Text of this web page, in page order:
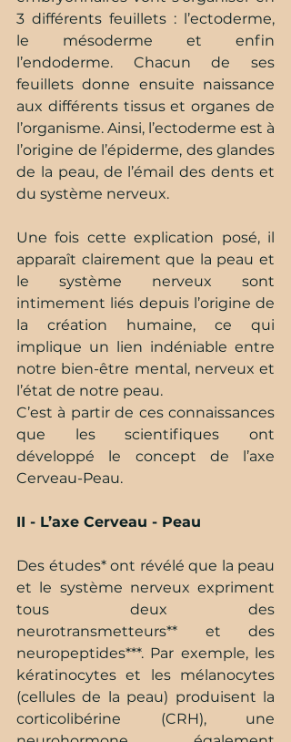
3 différents feuillets : l’ectoderme,
le mésoderme et enfin
l’endoderme. Chacun de ses
feuillets donne ensuite naissance
aux différents tissus et organes de
l’organisme. Ainsi, l’ectoderme est à
l’origine de l’épiderme, des glandes
de la peau, de l’émail des dents et
du système nerveux.
Une fois cette explication posé, il
apparaît clairement que la peau et
le système nerveux sont
intimement liés depuis l’origine de
la création humaine, ce qui
implique un lien indéniable entre
notre bien-être mental, nerveux et
l’état de notre peau.
C’est à partir de ces connaissances
que les scientifiques ont
développé le concept de l’axe
Cerveau-Peau.
II - L’axe Cerveau - Peau
Des études* ont révélé que la peau
et le système nerveux expriment
tous deux des
neurotransmetteurs** et des
neuropeptides***. Par exemple, les
kératinocytes et les mélanocytes
(cellules de la peau) produisent la
corticolibérine (CRH), une